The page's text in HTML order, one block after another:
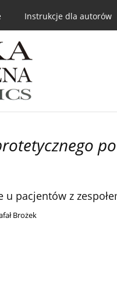
Instrukcje dla autorów
pacjentów z
Brożek